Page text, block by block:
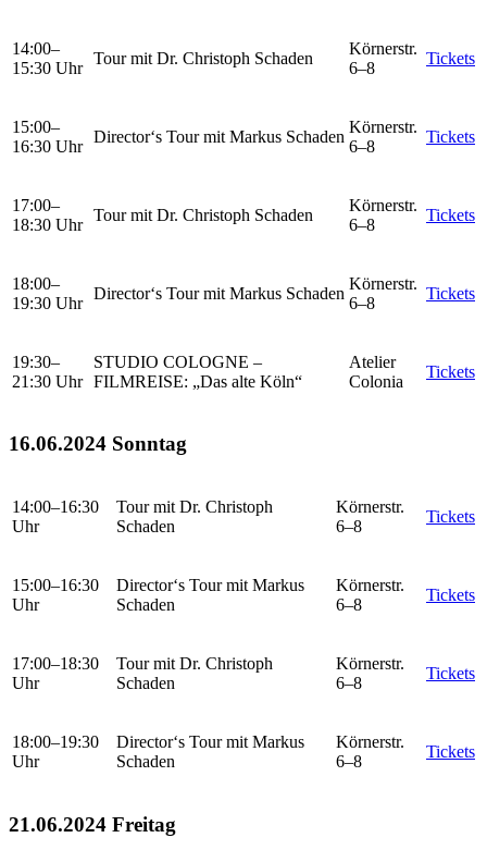
14:00–
15:30 Uhr
Tour mit Dr. Christoph Schaden
Körnerstr.
6–8
Tickets
15:00–
16:30 Uhr
Director‘s Tour mit Markus Schaden
Körnerstr.
6–8
Tickets
17:00–
18:30 Uhr
Tour mit Dr. Christoph Schaden
Körnerstr.
6–8
Tickets
18:00–
19:30 Uhr
Director‘s Tour mit Markus Schaden
Körnerstr.
6–8
Tickets
19:30–
21:30 Uhr
STUDIO COLOGNE –
FILMREISE: „Das alte Köln“
Atelier
Colonia
Tickets
16.06.2024 Sonntag
14:00–16:30
Uhr
Tour mit Dr. Christoph
Schaden
Körnerstr.
6–8
Tickets
15:00–16:30
Uhr
Director‘s Tour mit Markus
Schaden
Körnerstr.
6–8
Tickets
17:00–18:30
Uhr
Tour mit Dr. Christoph
Schaden
Körnerstr.
6–8
Tickets
18:00–19:30
Uhr
Director‘s Tour mit Markus
Schaden
Körnerstr.
6–8
Tickets
21.06.2024 Freitag